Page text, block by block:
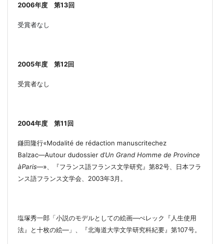
2006年度 第13回
受賞者なし
2005年度 第12回
受賞者なし
2004年度 第11回
鎌田隆行«Modalité de rédaction manuscritechez
Balzac―Autour dudossier d’Un Grand Homme de Province
àParis―» 『フランス語フランス文学研究』第82号、日本フラ
ンス語フランス文学会、 2003年3月 。
塩塚秀一郎「小説のモデルとしての絵画―ぺレック『人生使用
法』と十枚の絵―」、『北海道大学文学研究科紀要』第107号。